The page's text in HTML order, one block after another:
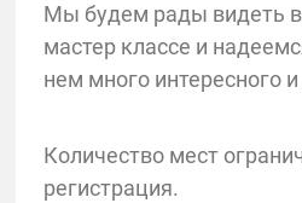
Мы будем рады видеть
мастер классе и
нем много интересного
Количество мест
регистрация.